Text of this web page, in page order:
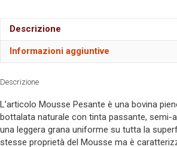
Descrizione
Informazioni aggiuntive
Descrizione
L’articolo Mousse Pesante è una bovina
bottalata naturale con tinta passante, semi-
una leggera grana uniforme su tutta la
stesse proprietà del Mousse ma è